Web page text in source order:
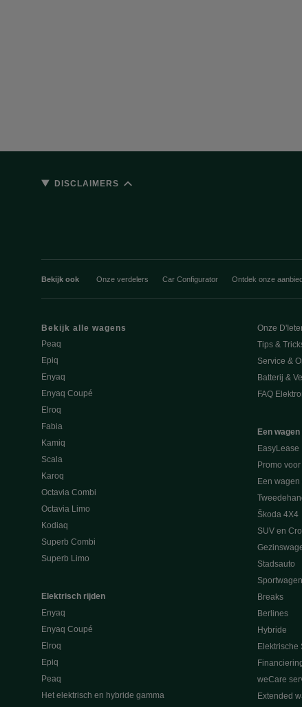
DISCLAIMERS
Bekijk ook Onze verdelers Car Configurator Ontdek onze
Bekijk alle wagens
Peaq
Epiq
Enyaq
Enyaq Coupé
Elroq
Fabia
Kamiq
Scala
Karoq
Octavia Combi
Octavia Limo
Kodiaq
Superb Combi
Superb Limo
Elektrisch rijden
Enyaq
Enyaq Coupé
Elroq
Epiq
Peaq
Het elektrisch en hybride gamma
Onze
Tips &
Service &
Batterij &
FAQ
Een
EasyLease
Promo
Een
Škoda 4X4
SUV en
Stadsauto
Breaks
Berlines
Hybride
Elektrische
weCare
Extended